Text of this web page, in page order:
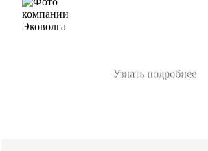
Узнать подробнее